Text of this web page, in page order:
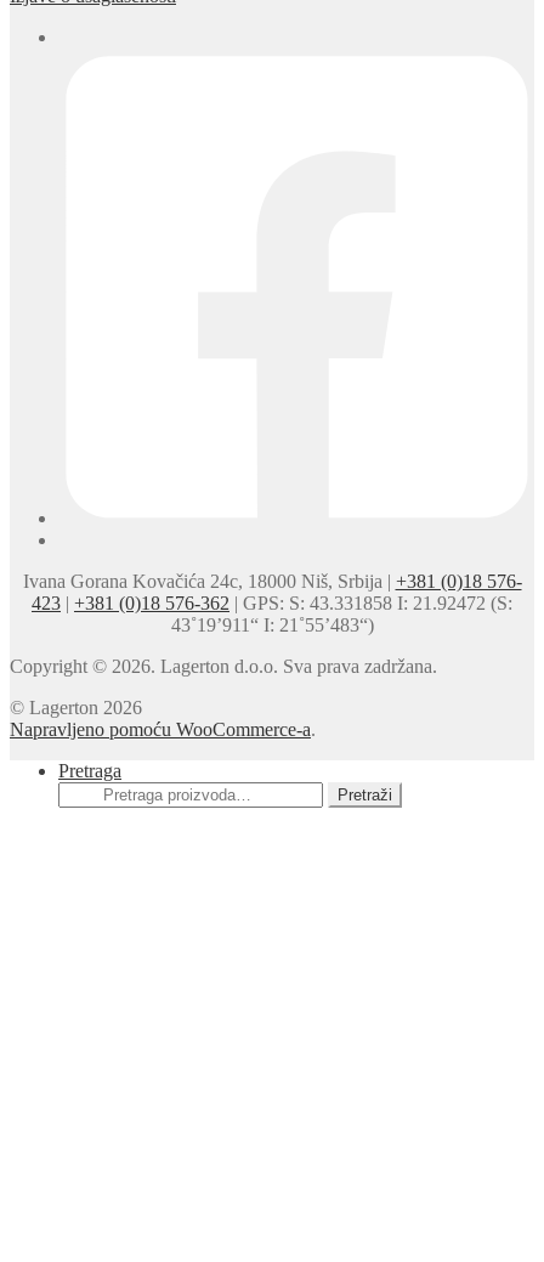
Ivana Gorana Kovačića 24c, 18000 Niš, Srbija | +381 (0)18 576-
423 | +381 (0)18 576-362 | GPS: S: 43.331858 I: 21.92472 (S:
43˚19’911“ I: 21˚55’483“)
Copyright © 2026. Lagerton d.o.o. Sva prava zadržana.
© Lagerton 2026
Napravljeno pomoću WooCommerce-a.
Pretraga
Pretraga
za:
Pretraži